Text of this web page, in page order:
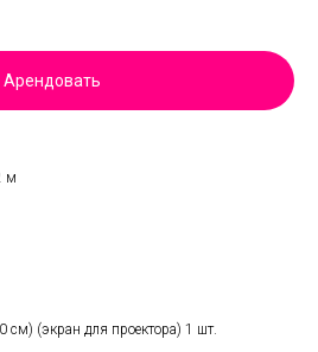
Арендовать
м
см) (экран для проектора) 1 шт.